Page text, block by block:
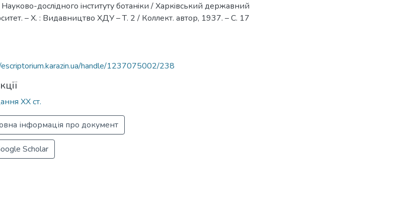
дослiдного iнституту ботанiки / Харкiвський державний
– Х. : Видавництво ХДУ – Т. 2 / Коллект. автор, 1937. – С. 17
handle/1237075002/238
ХХ ст.
інформація про документ
Scholar